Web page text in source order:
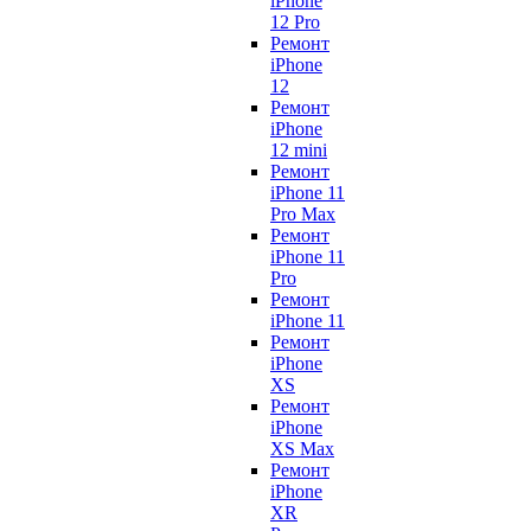
12 Pro
Ремонт
iPhone
12
Ремонт
iPhone
12 mini
Ремонт
iPhone 11
Pro Max
Ремонт
iPhone 11
Pro
Ремонт
iPhone 11
Ремонт
iPhone
XS
Ремонт
iPhone
XS Max
Ремонт
iPhone
XR